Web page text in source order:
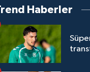
Haberler